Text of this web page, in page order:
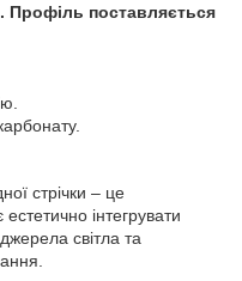
Профіль поставляється
стрічки – це
інтегрувати
світла та